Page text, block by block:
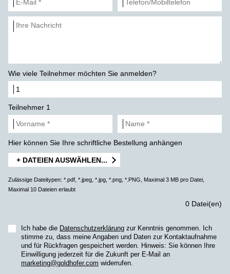
Wie viele Teilnehmer möchten Sie anmelden?
Teilnehmer 1
Hier können Sie Ihre schriftliche Bestellung anhängen
+ DATEIEN AUSWÄHLEN...
Zulässige Dateitypen: *.pdf, *.jpeg, *.jpg, *.png, *.PNG, Maximal 3 MB pro Datei,
Maximal 10 Dateien erlaubt
0 Datei(en)
Ich habe die Datenschutzerklärung zur Kenntnis genommen. Ich
stimme zu, dass meine Angaben und Daten zur Kontaktaufnahme
und für Rückfragen gespeichert werden. Hinweis: Sie können Ihre
Einwilligung jederzeit für die Zukunft per E-Mail an
marketing@goldhofer.com widerrufen.